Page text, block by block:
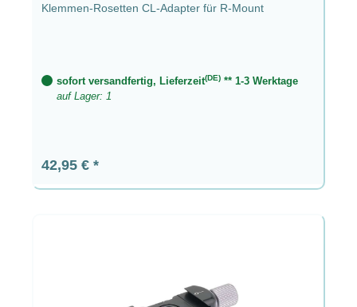
Klemmen-Rosetten CL-Adapter für R-Mount
sofort versandfertig, Lieferzeit(DE) ** 1-3 Werktage
auf Lager: 1
Regulärer Preis:
42,95 €